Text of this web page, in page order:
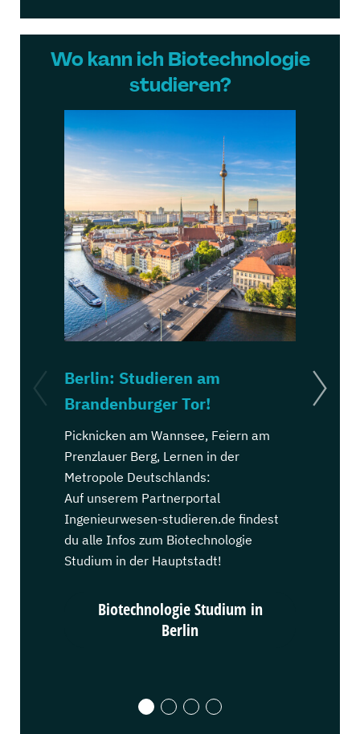
Wo kann ich Biotechnologie
studieren?
Berlin: Studieren am
Brandenburger Tor!
Picknicken am Wannsee, Feiern am
Prenzlauer Berg, Lernen in der
Metropole Deutschlands:
Auf unserem Partnerportal
Ingenieurwesen-studieren.de findest
du alle Infos zum Biotechnologie
Studium in der Hauptstadt!
Biotechnologie Studium in
Berlin
Michel!